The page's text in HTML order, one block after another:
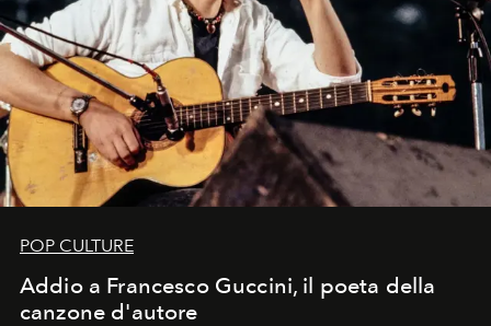
POP CULTURE
Addio a Francesco Guccini, il poeta della
canzone d'autore